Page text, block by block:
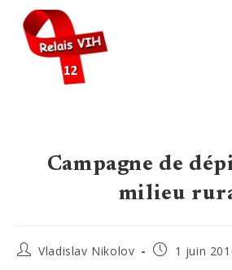
content
Campagne de
milieu
Auteur/autrice
Vladislav Nikolov
Publication
1 juin